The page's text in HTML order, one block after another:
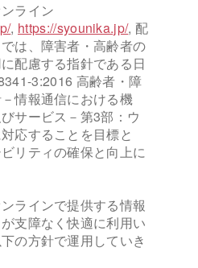
ライン
, https://syounika.jp/, 配
は、障害者・高齢者の
配慮する指針である日
3:2016 高齢者・障
情報通信における機
サービス－第3部：ウ
応することを目標と
リティの確保と向上に
ラインで提供する情報
支障なく快適に利用い
の方針で運用していき